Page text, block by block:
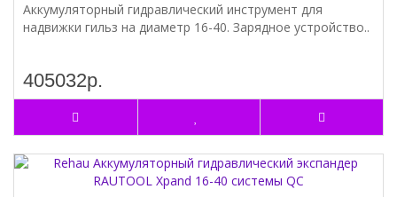
Аккумуляторный гидравлический инструмент для
надвижки гильз на диаметр 16-40. Зарядное устройство..
405032р.